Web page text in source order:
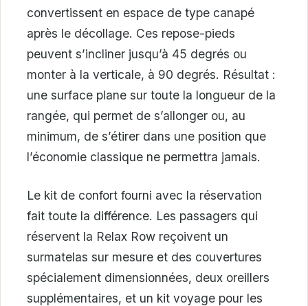
convertissent en espace de type canapé
après le décollage. Ces repose-pieds
peuvent s’incliner jusqu’à 45 degrés ou
monter à la verticale, à 90 degrés. Résultat :
une surface plane sur toute la longueur de la
rangée, qui permet de s’allonger ou, au
minimum, de s’étirer dans une position que
l’économie classique ne permettra jamais.
Le kit de confort fourni avec la réservation
fait toute la différence. Les passagers qui
réservent la Relax Row reçoivent un
surmatelas sur mesure et des couvertures
spécialement dimensionnées, deux oreillers
supplémentaires, et un kit voyage pour les